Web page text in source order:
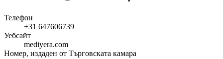
Телефон
+31 647606739
Уебсайт
mediyera.com
Номер, издаден от Търговската камара